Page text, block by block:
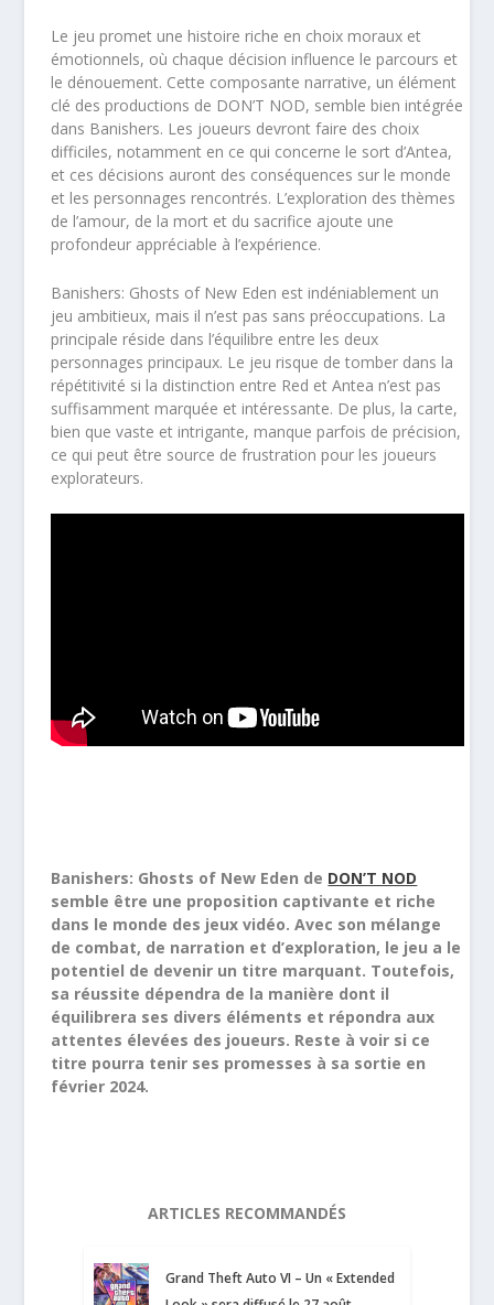
Le jeu promet une histoire riche en choix moraux et
émotionnels, où chaque décision influence le parcours et
le dénouement. Cette composante narrative, un élément
clé des productions de DON’T NOD, semble bien intégrée
dans Banishers. Les joueurs devront faire des choix
difficiles, notamment en ce qui concerne le sort d’Antea,
et ces décisions auront des conséquences sur le monde
et les personnages rencontrés. L’exploration des thèmes
de l’amour, de la mort et du sacrifice ajoute une
profondeur appréciable à l’expérience.
Banishers: Ghosts of New Eden est indéniablement un
jeu ambitieux, mais il n’est pas sans préoccupations. La
principale réside dans l’équilibre entre les deux
personnages principaux. Le jeu risque de tomber dans la
répétitivité si la distinction entre Red et Antea n’est pas
suffisamment marquée et intéressante. De plus, la carte,
bien que vaste et intrigante, manque parfois de précision,
ce qui peut être source de frustration pour les joueurs
explorateurs.
Banishers: Ghosts of New Eden de DON’T NOD
semble être une proposition captivante et riche
dans le monde des jeux vidéo. Avec son mélange
de combat, de narration et d’exploration, le jeu a le
potentiel de devenir un titre marquant. Toutefois,
sa réussite dépendra de la manière dont il
équilibrera ses divers éléments et répondra aux
attentes élevées des joueurs. Reste à voir si ce
titre pourra tenir ses promesses à sa sortie en
février 2024.
ARTICLES RECOMMANDÉS
Grand Theft Auto VI – Un « Extended